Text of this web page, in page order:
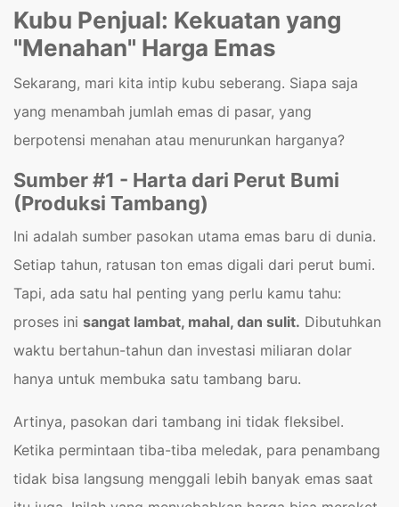
Kubu Penjual: Kekuatan yang
"Menahan" Harga Emas
Sekarang, mari kita intip kubu seberang. Siapa saja
yang menambah jumlah emas di pasar, yang
berpotensi menahan atau menurunkan harganya?
Sumber #1 - Harta dari Perut Bumi
(Produksi Tambang)
Ini adalah sumber pasokan utama emas baru di dunia.
Setiap tahun, ratusan ton emas digali dari perut bumi.
Tapi, ada satu hal penting yang perlu kamu tahu:
proses ini sangat lambat, mahal, dan sulit. Dibutuhkan
waktu bertahun-tahun dan investasi miliaran dolar
hanya untuk membuka satu tambang baru.
Artinya, pasokan dari tambang ini tidak fleksibel.
Ketika permintaan tiba-tiba meledak, para penambang
tidak bisa langsung menggali lebih banyak emas saat